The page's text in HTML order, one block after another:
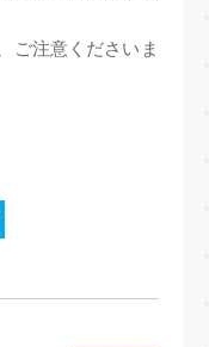
ご注意くださいま